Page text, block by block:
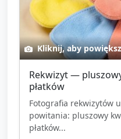
Kliknij, aby
Rekwizyt —
płatków
Fotografia rekwizytów
powitania: pluszowy
płatków...